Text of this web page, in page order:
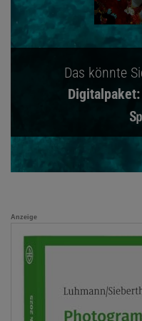
Das könnte
Anzeige